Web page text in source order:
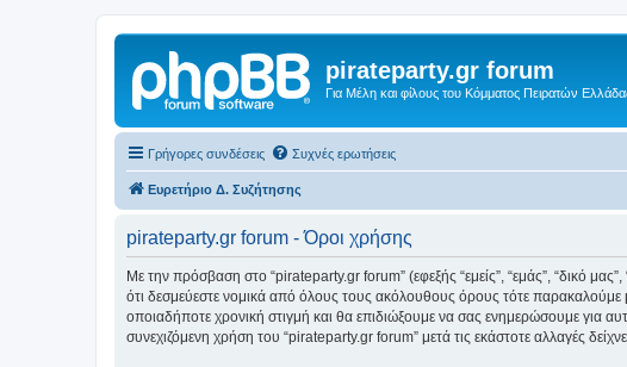
pirateparty.gr forum
Για Μέλη και φίλους του Κόμματος Πειρατών
Γρήγορες συνδέσεις Συχνές ερωτήσεις
Ευρετήριο Δ. Συζήτησης
pirateparty.gr forum - Όροι χρήσης
Με την πρόσβαση στο “pirateparty.gr forum” (εφεξής “εμείς”, “εμάς”, “δικό
ότι δεσμεύεστε νομικά από όλους τους ακόλουθους όρους τότε
οποιαδήποτε χρονική στιγμή και θα επιδιώξουμε να σας ενημερώσουμε για
συνεχιζόμενη χρήση του “pirateparty.gr forum” μετά τις εκάστοτε αλλαγές